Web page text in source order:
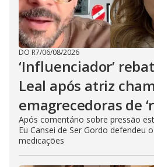
DO R7/06/08/2026
‘Influenciador’
Leal após atriz
emagrecedoras de
Após comentário sobre pressão
Eu Cansei de Ser Gordo defendeu
medicações